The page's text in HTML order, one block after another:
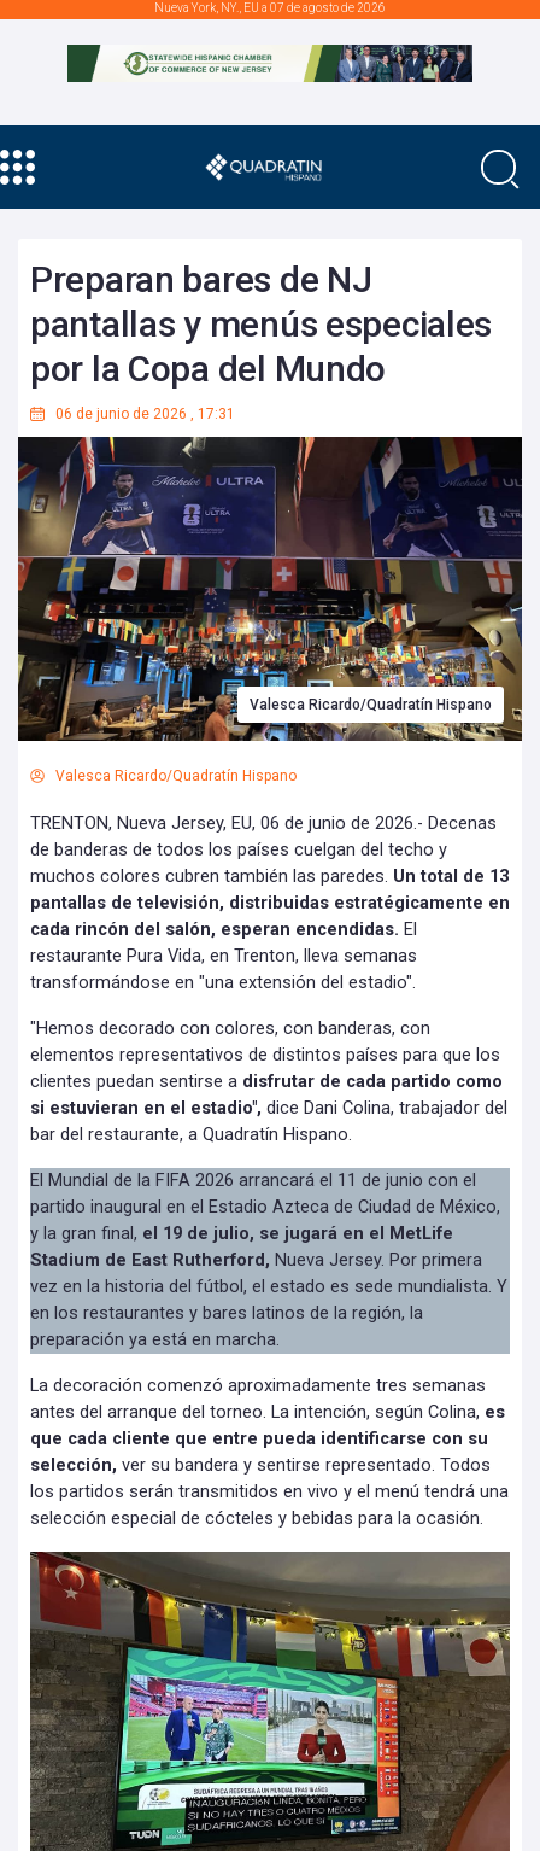
Nueva York, NY., EU a 07 de agosto de 2026
Preparan bares de NJ
pantallas y menús especiales
por la Copa del Mundo
06 de junio de 2026 , 17:31
Valesca Ricardo/Quadratín Hispano
Valesca Ricardo/Quadratín Hispano
TRENTON, Nueva Jersey, EU, 06 de junio de 2026.- Decenas
de banderas de todos los países cuelgan del techo y
muchos colores cubren también las paredes. Un total de 13
pantallas de televisión, distribuidas estratégicamente en
cada rincón del salón, esperan encendidas. El
restaurante Pura Vida, en Trenton, lleva semanas
transformándose en "una extensión del estadio".
"Hemos decorado con colores, con banderas, con
elementos representativos de distintos países para que los
clientes puedan sentirse a disfrutar de cada partido como
si estuvieran en el estadio", dice Dani Colina, trabajador del
bar del restaurante, a Quadratín Hispano.
El Mundial de la FIFA 2026 arrancará el 11 de junio con el
partido inaugural en el Estadio Azteca de Ciudad de México,
y la gran final, el 19 de julio, se jugará en el MetLife
Stadium de East Rutherford, Nueva Jersey. Por primera
vez en la historia del fútbol, el estado es sede mundialista. Y
en los restaurantes y bares latinos de la región, la
preparación ya está en marcha.
La decoración comenzó aproximadamente tres semanas
antes del arranque del torneo. La intención, según Colina, es
que cada cliente que entre pueda identificarse con su
selección, ver su bandera y sentirse representado. Todos
los partidos serán transmitidos en vivo y el menú tendrá una
selección especial de cócteles y bebidas para la ocasión.